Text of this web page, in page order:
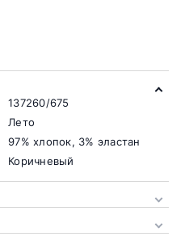
137260/675
Лето
97% хлопок, 3% эластан
Коричневый